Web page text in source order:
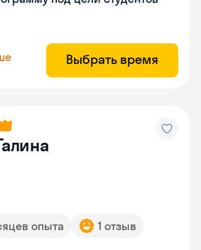
Выбрать время
опыта 1 отзыв